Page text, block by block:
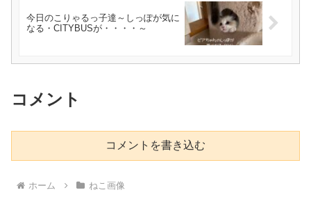
今日のこりゃるっ子達～しっぽが気に
なる・CITYBUSが・・・・～
コメント
コメントを書き込む
ホーム ねこ画像